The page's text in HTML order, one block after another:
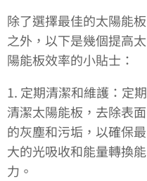
除了選擇最佳的太陽能板
之外，以下是幾個提高太
陽能板效率的小貼士：
1. 定期清潔和維護：定期
清潔太陽能板，去除表面
的灰塵和污垢，以確保最
大的光吸收和能量轉換能
力。